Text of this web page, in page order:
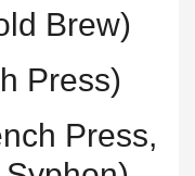
Brew)
Press)
Press,